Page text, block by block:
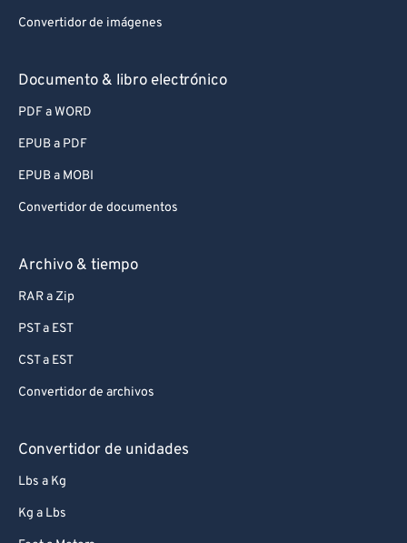
Convertidor de imágenes
Documento & libro electrónico
PDF a WORD
EPUB a PDF
EPUB a MOBI
Convertidor de documentos
Archivo & tiempo
RAR a Zip
PST a EST
CST a EST
Convertidor de archivos
Convertidor de unidades
Lbs a Kg
Kg a Lbs